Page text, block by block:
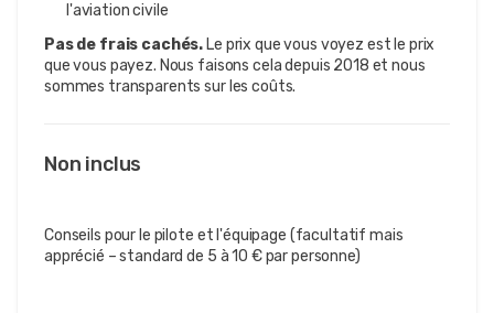
l'aviation civile
Pas de frais cachés. Le prix que vous voyez est le prix
que vous payez. Nous faisons cela depuis 2018 et nous
sommes transparents sur les coûts.
Non inclus
Conseils pour le pilote et l'équipage (facultatif mais
apprécié – standard de 5 à 10 € par personne)